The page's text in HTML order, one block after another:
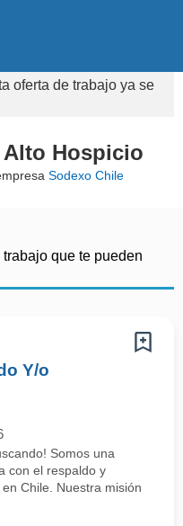
oferta de trabajo ya se
Hospicio
Sodexo Chile
que te pueden
Y/o
Somos una
con el respaldo y
Chile. Nuestra misión